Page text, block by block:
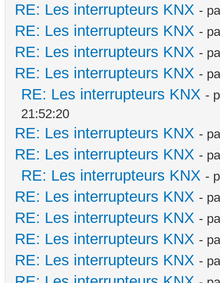
RE: Les interrupteurs KNX -
RE: Les interrupteurs KNX -
RE: Les interrupteurs KNX -
RE: Les interrupteurs KNX -
RE: Les interrupteurs KNX -
21:52:20
RE: Les interrupteurs KNX -
RE: Les interrupteurs KNX -
RE: Les interrupteurs KNX -
RE: Les interrupteurs KNX -
RE: Les interrupteurs KNX -
RE: Les interrupteurs KNX -
RE: Les interrupteurs KNX -